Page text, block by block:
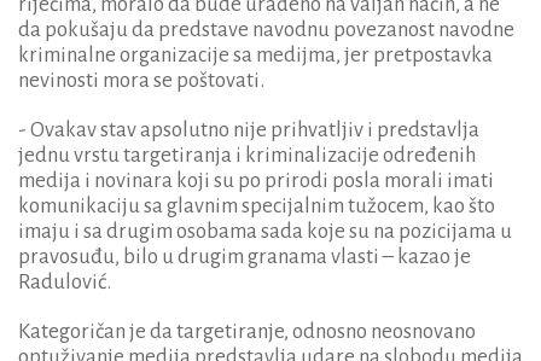
da pokušaju da predstave navodnu povezanost navodne
kriminalne organizacije sa medijma, jer pretpostavka
nevinosti mora se poštovati.
- Ovakav stav apsolutno nije prihvatljiv i predstavlja
jednu vrstu targetiranja i kriminalizacije određenih
medija i novinara koji su po prirodi posla morali imati
komunikaciju sa glavnim specijalnim tužocem, kao što
imaju i sa drugim osobama sada koje su na pozicijama u
pravosuđu, bilo u drugim granama vlasti – kazao je
Radulović.
Kategoričan je da targetiranje, odnosno neosnovano